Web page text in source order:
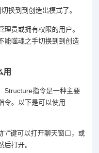
换到到创造出模式了。
员或拥有权限的用户。
能噬魂之手切换到到创造
用
Structure指令是一种主要
令。以下是可以使用
”键可以打开聊天窗口，或
打开。